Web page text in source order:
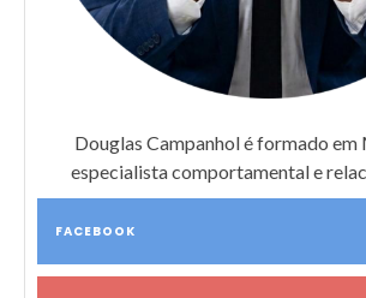
Douglas Campanhol é formado
especialista comportamental e
FACEBOOK